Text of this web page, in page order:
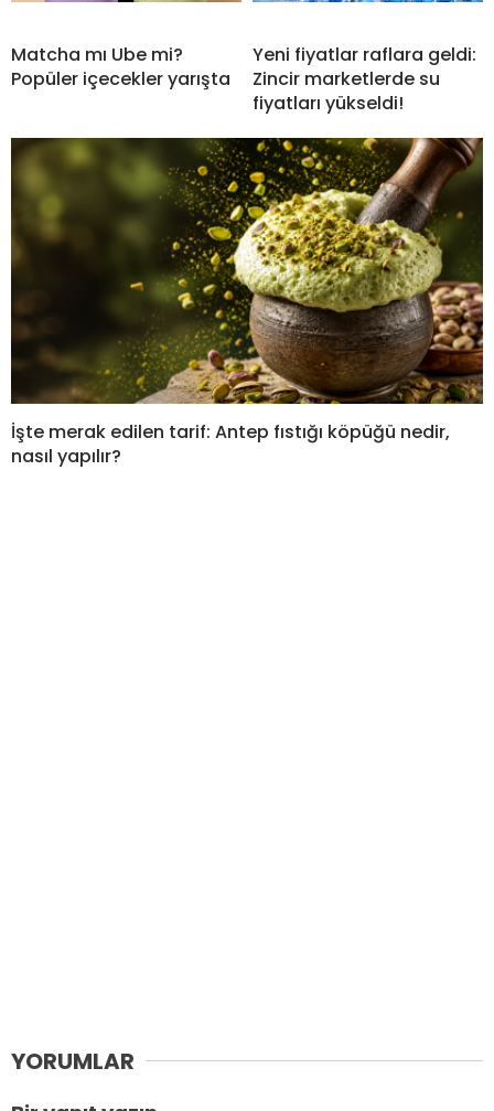
Matcha mı Ube mi?
Popüler içecekler yarışta
Yeni fiyatlar raflara geldi:
Zincir marketlerde su
fiyatları yükseldi!
İşte merak edilen tarif: Antep fıstığı köpüğü nedir,
nasıl yapılır?
YORUMLAR